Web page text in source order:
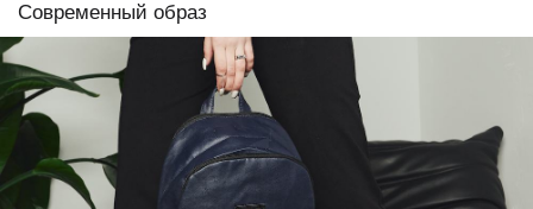
Современный образ